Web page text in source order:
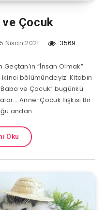
Çocuk
Nisan 2021 3569
“İnsan Olmak”
bölümündeyiz. Kitabın
ve Çocuk” bugünkü
Anne-Çocuk İlişkisi Bir
andan…
Oku